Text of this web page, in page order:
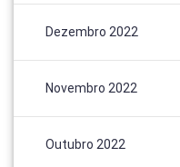
Dezembro 2022
Novembro 2022
Outubro 2022